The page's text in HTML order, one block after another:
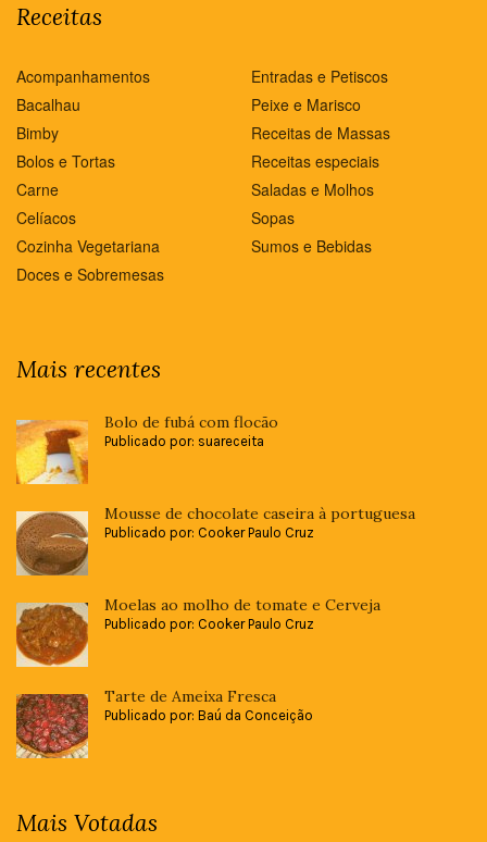
Receitas
Acompanhamentos
Bacalhau
Bimby
Bolos e Tortas
Carne
Celíacos
Cozinha Vegetariana
Doces e Sobremesas
Entradas e Petiscos
Peixe e Marisco
Receitas de Massas
Receitas especiais
Saladas e Molhos
Sopas
Sumos e Bebidas
Mais recentes
Bolo de fubá com flocão
Publicado por: suareceita
Mousse de chocolate caseira à portuguesa
Publicado por: Cooker Paulo Cruz
Moelas ao molho de tomate e Cerveja
Publicado por: Cooker Paulo Cruz
Tarte de Ameixa Fresca
Publicado por: Baú da Conceição
Mais Votadas